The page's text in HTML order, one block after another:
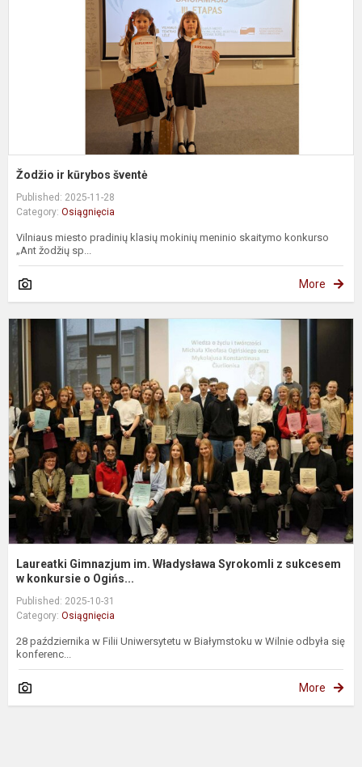
Žodžio ir kūrybos šventė
Published: 2025-11-28
Category: Osiągnięcia
Vilniaus miesto pradinių klasių mokinių meninio skaitymo konkurso
„Ant žodžių sp...
More
Laureatki Gimnazjum im. Władysława Syrokomli z sukcesem
w konkursie o Ogińs...
Published: 2025-10-31
Category: Osiągnięcia
28 października w Filii Uniwersytetu w Białymstoku w Wilnie odbyła się
konferenc...
More